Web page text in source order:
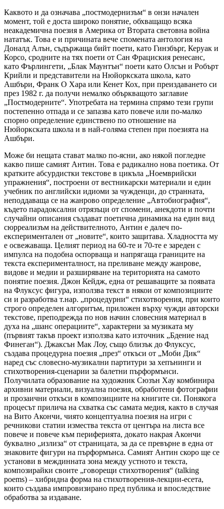
Каквото и да означава „постмодернизъм“ в онзи начален
момент, той е доста широко понятие, обхващащо всяка
неакадемична поезия в Америка от Втората световна война
нататък. Това е и причината вече спомената антология на
Доналд Алън, съдържаща бийт поети, като Гинзбърг, Керуак и
Корсо, сродните на тях поети от Сан Фрациския ренесанс,
като Фърлингети, „Блак Маунтън“ поети като Олсън и Робърт
Крийли и представители на Нюйоркската школа, като
Ашбъри, Франк О Хара или Кенет Кох, при преиздаването си
през 1982 г. да получи немалко объркващото заглавие
„Постмодерните“. Употребата на термина спрямо тези групи
постепенно отпада и се запазва като повече или по-малко
спорно определение единствено по отношение на
Нюйоркската школа и в най-голяма степен при поезията на
Ашбъри.
Може би нещата стават малко по-ясни, ако някой погледне
какво пише самият Антин. Това е радикално нова поетика. От
кратките абсурдистки текстове в цикъла „Ноемврийски
упражнения“, построени от вестникарски материали и един
учебник по английски идиоми за чужденци, до странната,
неподдаваща се на жанрово определение „Автобиография“,
където парадоксални отрязъци от спомени, анекдоти и почти
случайни описания създават поетична динамика на един вид
сюрреализъм на действителното, Антин е далеч по-
експериментален от „новите“, които защитава. Хладността му
е освежаваща. Целият период на 60-те и 70-те е зареден с
импулса на подобна оспорваща и напрягаща границите на
текста експерименталност, на преливане между жанрове,
видове и медии и разширяване на територията на самото
понятие поезия. Джон Кейдж, една от решаващите за появата
на Флуксус фигура, използва текст в някои от композициите
си и разработва т.нар. „процедурни“ стихотворения, при които
строго определен алгоритъм, приложен върху чужди авторски
текстове, преподрежда по нов начин словесния материал в
духа на „шанс операциите“, характерни за музиката му
(първият такъв проект използва като източник „Бдение над
Финеган“). Джаксън Мак Лоу, също близък до Флуксус,
създава процедурна поезия „през“ откъси от „Моби Дик“
наред със словесно-музикални партитури за хепънинги и
стихотворения-сценарии за балетни пърформънси.
Получилата образование на художник Сюзън Хау комбинира
архивни материали, визуална поезия, обработени фотографии
и прозаични откъси в композициите на книгите си. Понякога
процесът прилича на схватка със самата медия, както в случая
на Вито Акончи, чиято концептуална поезия на игри с
речникови статии измества текста от центъра на листа все
повече и повече към периферията, докато накрая Акончи
буквално „излиза“ от страницата, за да се превърне в една от
знаковите фигури на пърформънса. Самият Антин скоро ще се
установи в междинната зона между устното и текста,
композирайки своите „говорещи стихотворения“ (talking
poems) – хибридна форма на стихотворения-лекции-есета,
които създава импровизирано пред публика и впоследствие
обработва за издаване.